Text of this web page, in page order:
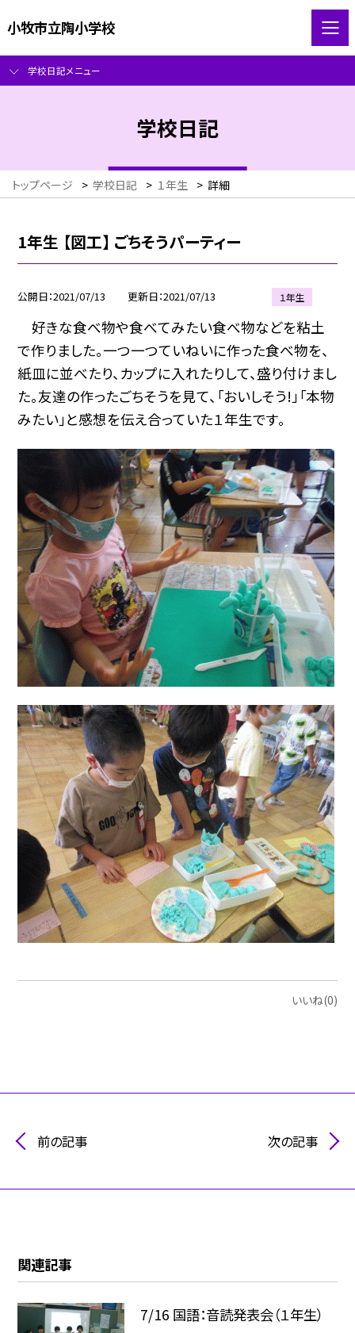
小牧市立陶小学校
学校日記メニュー
学校日記
トップページ > 学校日記 > １年生 > 詳細
1年生 【図工】 ごちそうパーティー
公開日 2021/07/13 更新日 2021/07/13 １年生
好きな食べ物や食べてみたい食べ物などを粘土
で作りました。一つ一つていねいに作った食べ物を、
紙皿に並べたり、カップに入れたりして、盛り付けまし
た。友達の作ったごちそうを見て、「おいしそう!」「本物
みたい」と感想を伝え合っていた１年生です。
いいね(0)
前の記事 次の記事
関連記事
7/16 国語：音読発表会（１年生）